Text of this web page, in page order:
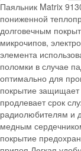
Паяльник Matrix
пониженной
долговечным
микрочипов,
элемента
поломки в случае
оптимально для
покрытие защищает
продлевает срок
радиолюбителям и
медным
покрытие